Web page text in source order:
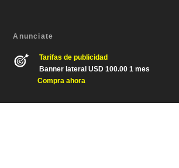
Anunciate
Tarifas de publicidad
Banner lateral USD 100.00 1 mes
Compra ahora